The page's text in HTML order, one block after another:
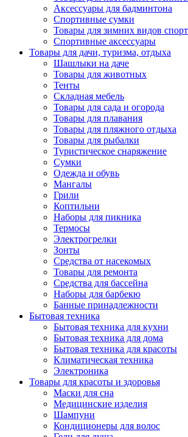
Аксессуары для бадминтона
Спортивные сумки
Товары для зимних видов
Спортивные аксессуары
Товары для дачи, туризма, отдыха
Шашлыки на даче
Товары для животных
Тенты
Складная мебель
Товары для сада и огорода
Товары для плавания
Товары для пляжного отдыха
Товары для рыбалки
Туристическое снаряжение
Сумки
Одежда и обувь
Мангалы
Грили
Коптильни
Наборы для пикника
Термосы
Электрогрелки
Зонты
Средства от насекомых
Товары для ремонта
Средства для бассейна
Наборы для барбекю
Банные принадлежности
Бытовая техника
Бытовая техника для кухни
Бытовая техника для дома
Бытовая техника для красоты
Климатическая техника
Электроника
Товары для красоты и здоровья
Маски для сна
Медицинские изделия
Шампуни
Кондиционеры для волос